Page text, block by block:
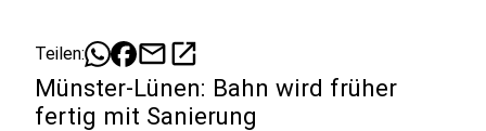
Teilen: mailopen_in_new
Münster-Lünen: Bahn wird früher
fertig mit Sanierung